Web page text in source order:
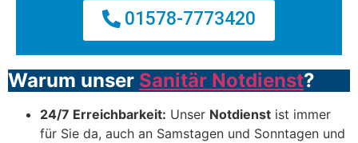
01578-7773420
Warum unser Sanitär Notdienst?
24/7 Erreichbarkeit: Unser Notdienst ist immer
für Sie da, auch an Samstagen und Sonntagen und